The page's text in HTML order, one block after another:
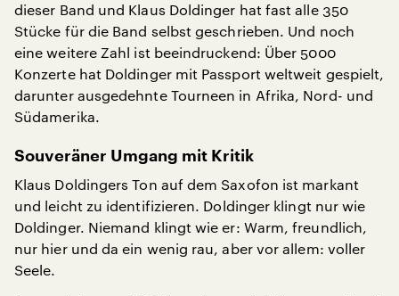
dieser Band und Klaus Doldinger hat fast alle 350
Stücke für die Band selbst geschrieben. Und noch
eine weitere Zahl ist beeindruckend: Über 5000
Konzerte hat Doldinger mit Passport weltweit gespielt,
darunter ausgedehnte Tourneen in Afrika, Nord- und
Südamerika.
Souveräner Umgang mit Kritik
Klaus Doldingers Ton auf dem Saxofon ist markant
und leicht zu identifizieren. Doldinger klingt nur wie
Doldinger. Niemand klingt wie er: Warm, freundlich,
nur hier und da ein wenig rau, aber vor allem: voller
Seele.